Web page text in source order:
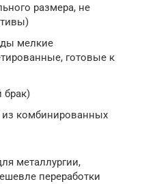
размера, не
мелкие
готовые к
брак)
комбинированных
металлургии,
переработки